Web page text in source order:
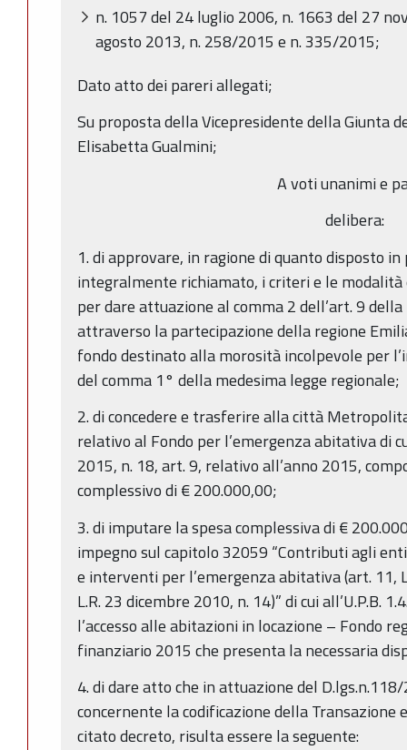
n. 1057 del 24 luglio 2006, n. 1663 del 27
agosto 2013, n. 258/2015 e n. 335/2015;
Dato atto dei pareri allegati;
Su proposta della Vicepresidente della Giunta
Elisabetta Gualmini;
A voti unanimi e
delibera:
1. di approvare, in ragione di quanto disposto
integralmente richiamato, i criteri e le
per dare attuazione al comma 2 dell’art. 9
attraverso la partecipazione della regione
fondo destinato alla morosità incolpevole per
del comma 1° della medesima legge regionale;
2. di concedere e trasferire alla città
relativo al Fondo per l’emergenza abitativa di
2015, n. 18, art. 9, relativo all’anno 2015,
complessivo di € 200.000,00;
3. di imputare la spesa complessiva di €
impegno sul capitolo 32059 “Contributi agli
e interventi per l’emergenza abitativa (art. 11,
L.R. 23 dicembre 2010, n. 14)” di cui all’U.P.B.
l’accesso alle abitazioni in locazione – Fondo
finanziario 2015 che presenta la necessaria
4. di dare atto che in attuazione del
concernente la codificazione della
citato decreto, risulta essere la seguente: